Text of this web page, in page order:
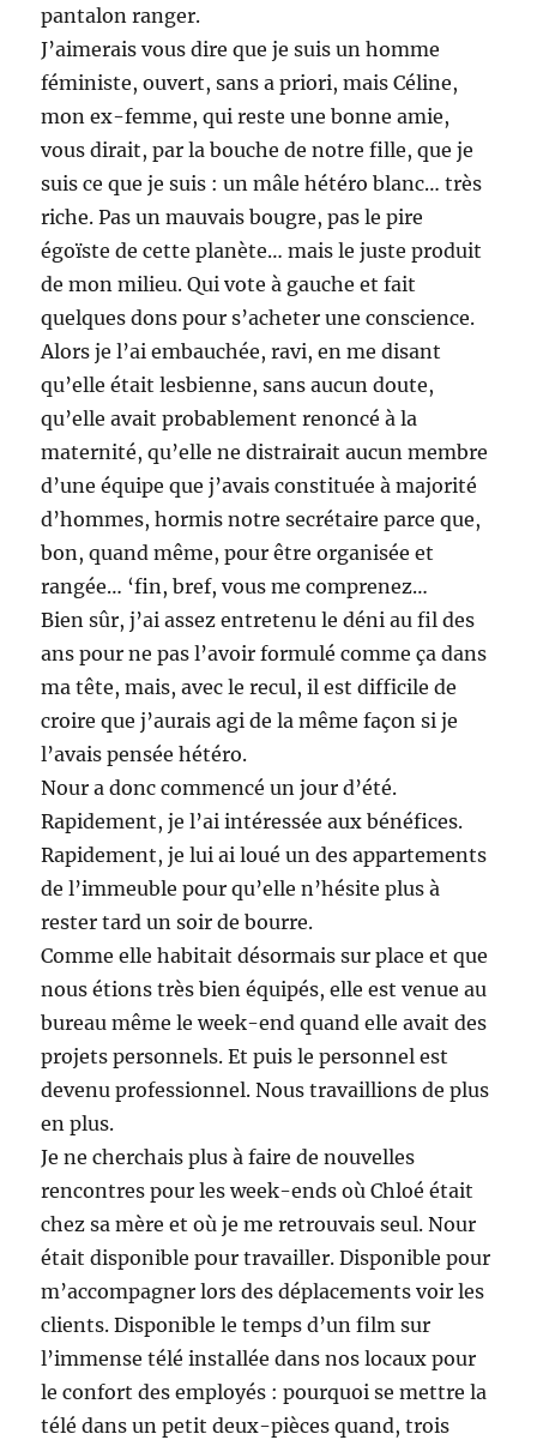
pantalon ranger.
J’aimerais vous dire que je suis un homme
féministe, ouvert, sans a priori, mais Céline,
mon ex-femme, qui reste une bonne amie,
vous dirait, par la bouche de notre fille, que je
suis ce que je suis : un mâle hétéro blanc… très
riche. Pas un mauvais bougre, pas le pire
égoïste de cette planète… mais le juste produit
de mon milieu. Qui vote à gauche et fait
quelques dons pour s’acheter une conscience.
Alors je l’ai embauchée, ravi, en me disant
qu’elle était lesbienne, sans aucun doute,
qu’elle avait probablement renoncé à la
maternité, qu’elle ne distrairait aucun membre
d’une équipe que j’avais constituée à majorité
d’hommes, hormis notre secrétaire parce que,
bon, quand même, pour être organisée et
rangée… ‘fin, bref, vous me comprenez…
Bien sûr, j’ai assez entretenu le déni au fil des
ans pour ne pas l’avoir formulé comme ça dans
ma tête, mais, avec le recul, il est difficile de
croire que j’aurais agi de la même façon si je
l’avais pensée hétéro.
Nour a donc commencé un jour d’été.
Rapidement, je l’ai intéressée aux bénéfices.
Rapidement, je lui ai loué un des appartements
de l’immeuble pour qu’elle n’hésite plus à
rester tard un soir de bourre.
Comme elle habitait désormais sur place et que
nous étions très bien équipés, elle est venue au
bureau même le week-end quand elle avait des
projets personnels. Et puis le personnel est
devenu professionnel. Nous travaillions de plus
en plus.
Je ne cherchais plus à faire de nouvelles
rencontres pour les week-ends où Chloé était
chez sa mère et où je me retrouvais seul. Nour
était disponible pour travailler. Disponible pour
m’accompagner lors des déplacements voir les
clients. Disponible le temps d’un film sur
l’immense télé installée dans nos locaux pour
le confort des employés : pourquoi se mettre la
télé dans un petit deux-pièces quand, trois